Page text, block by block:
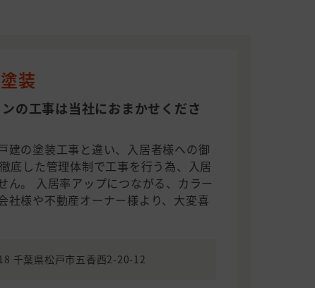
装
の工事は当社におまかせくださ
建の塗装工事と違い、入居者様への御
底した管理体制で工事を行う為、入居
ん。 入居率アップにつながる、カラー
社様や不動産オーナー様より、大変喜
千葉県松戸市五香西2-20-12